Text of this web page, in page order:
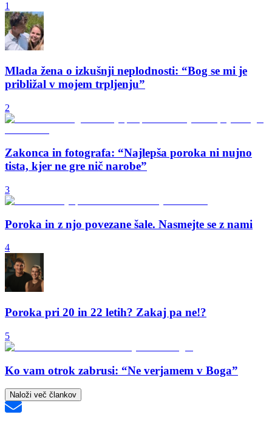
1
Mlada žena o izkušnji neplodnosti: “Bog se mi je
približal v mojem trpljenju”
2
Zakonca in fotografa: “Najlepša poroka ni nujno
tista, kjer ne gre nič narobe”
3
Poroka in z njo povezane šale. Nasmejte se z nami
4
Poroka pri 20 in 22 letih? Zakaj pa ne!?
5
Ko vam otrok zabrusi: “Ne verjamem v Boga”
Naloži več člankov